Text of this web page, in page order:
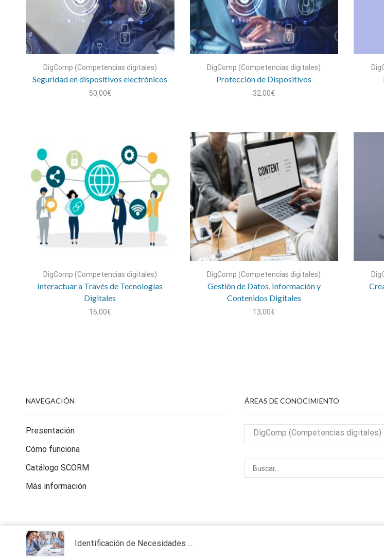
DigComp (Competencias digitales)
Seguridad en dispositivos electrónicos
50,00€
DigComp (Competencias digitales)
Protección de Dispositivos
32,00€
DigComp (Competencias digitales)
Interactuar a Través de Tecnologías
Digitales
16,00€
DigComp (Competencias digitales)
Gestión de Datos, Información y
Contenidos Digitales
13,00€
NAVEGACIÓN
Presentación
Cómo funciona
Catálogo SCORM
Más información
ÁREAS DE CONOCIMIENTO
DigComp (Competencias
Copyright 2013 - 2026WelcomeNext S.L.| Todos los derechos reservados
Powered by
Identificación de Necesidades ...